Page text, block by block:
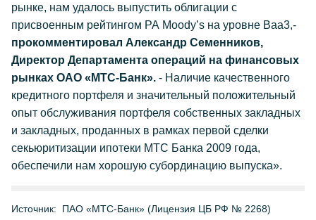
рынке, нам удалось выпустить облигации с
присвоенным рейтингом РА Moody’s на уровне Ваа3,-
прокомментировал Александр Семенников,
Директор Департамента операций на финансовых
рынках ОАО «МТС-Банк». - Наличие качественного
кредитного портфеля и значительный положительный
опыт обслуживания портфеля собственных закладных
и закладных, проданных в рамках первой сделки
секьюритизации ипотеки МТС Банка 2009 года,
обеспечили нам хорошую субординацию выпуска».
Источник: ПАО «МТС-Банк» (Лицензия ЦБ РФ № 2268)